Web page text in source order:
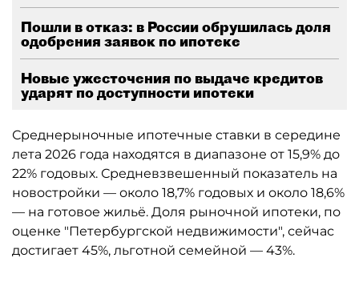
Пошли в отказ: в России обрушилась доля
одобрения заявок по ипотеке
Новые ужесточения по выдаче кредитов
ударят по доступности ипотеки
Среднерыночные ипотечные ставки в середине
лета 2026 года находятся в диапазоне от 15,9% до
22% годовых. Средневзвешенный показатель на
новостройки — около 18,7% годовых и около 18,6%
— на готовое жильё. Доля рыночной ипотеки, по
оценке "Петербургской недвижимости", сейчас
достигает 45%, льготной семейной — 43%.